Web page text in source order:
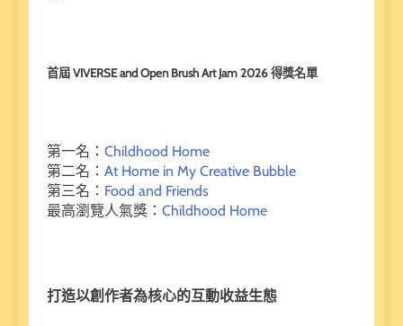
首屆 VIVERSE and Open Brush Art Jam 2026 得獎名單
第一名： Childhood Home
第二名： At Home in My Creative Bubble
第三名： Food and Friends
最高瀏覽人氣獎： Childhood Home
打造以創作者為核心的互動收益生態